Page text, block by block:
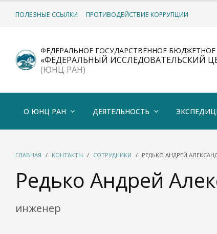
ПОЛЕЗНЫЕ ССЫЛКИ ПРОТИВОДЕЙСТВИЕ КОРРУПЦИИ
ФЕДЕРАЛЬНОЕ ГОСУДАРСТВЕННОЕ
«ФЕДЕРАЛЬНЫЙ ИССЛЕДОВАТЕЛЬСКИЙ
(ЮНЦ РАН)
О ЮНЦ РАН ДЕЯТЕЛЬНОСТЬ
ГЛАВНАЯ КОНТАКТЫ СОТРУДНИКИ РЕДЬКО АНДРЕЙ
Редько Андрей
инженер